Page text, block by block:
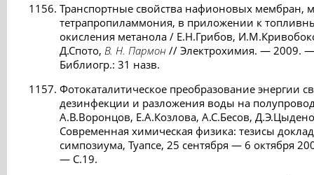
Транспортные свойства нафионовых
тетрапропиламмония, в приложении к
окисления метанола / Е.Н.Грибов,
Д.Спото, В. Н. Пармон // Электрохимия. — 2009.
Библиогр.: 31 назв.
Фотокаталитическое преобразование энергии
дезинфекции и разложения воды на
А.В.Воронцов, Е.А.Козлова, А.С.Бесов,
Современная химическая физика: тезисы
симпозиума, Туапсе, 25 сентября — 6 октября
— С.19.